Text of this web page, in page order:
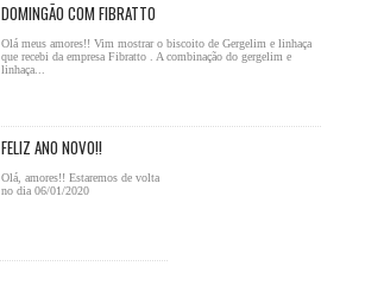
DOMINGÃO COM FIBRATTO
Olá meus amores!! Vim mostrar o biscoito de Gergelim e linhaça
que recebi da empresa Fibratto . A combinação do gergelim e
linhaça...
FELIZ ANO NOVO!!
Olá, amores!! Estaremos de volta
no dia 06/01/2020